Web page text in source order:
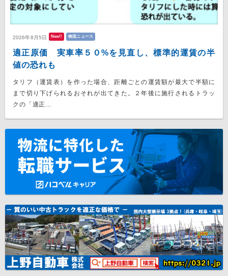
2026年8月5日 New!! 物流ニュース
適正原価 実車率５０%を見直し、標準的運賃の半
値の恐れも
タリフ（運賃表）を作った場合、距離ごとの運賃額が最大で半額に
まで切り下げられるおそれが出てきた。２年後に施行されるトラッ
クの「適正...